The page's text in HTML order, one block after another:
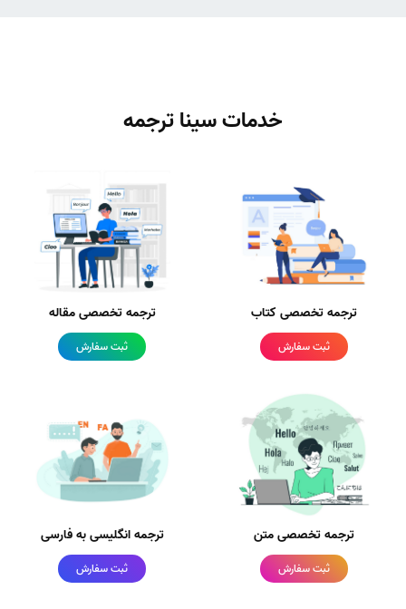
خدمات سینا ترجمه
ترجمه تخصصی کتاب
ثبت سفارش
ترجمه تخصصی مقاله
ثبت سفارش
ترجمه تخصصی متن
ثبت سفارش
ترجمه انگلیسی به فارسی
ثبت سفارش